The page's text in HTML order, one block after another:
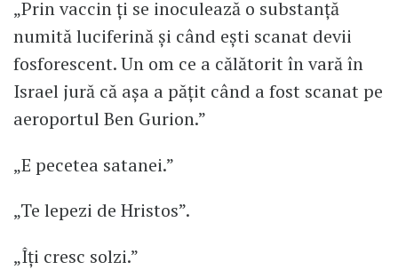
„Prin vaccin ți se inoculează o substanță
numită luciferină și când ești scanat devii
fosforescent. Un om ce a călătorit în vară în
Israel jură că așa a pățit când a fost scanat pe
aeroportul Ben Gurion.”
„E pecetea satanei.”
„Te lepezi de Hristos”.
„Îți cresc solzi.”